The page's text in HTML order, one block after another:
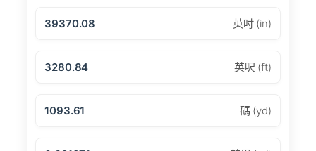
39370.08 英吋 (in)
3280.84 英呎 (ft)
1093.61 碼 (yd)